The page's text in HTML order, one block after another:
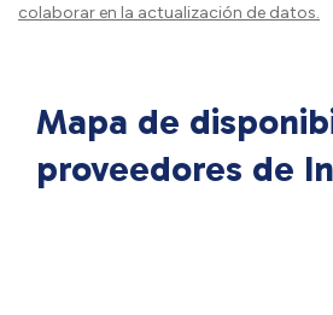
colaborar en la actualización de datos.
Mapa de
proveedores de